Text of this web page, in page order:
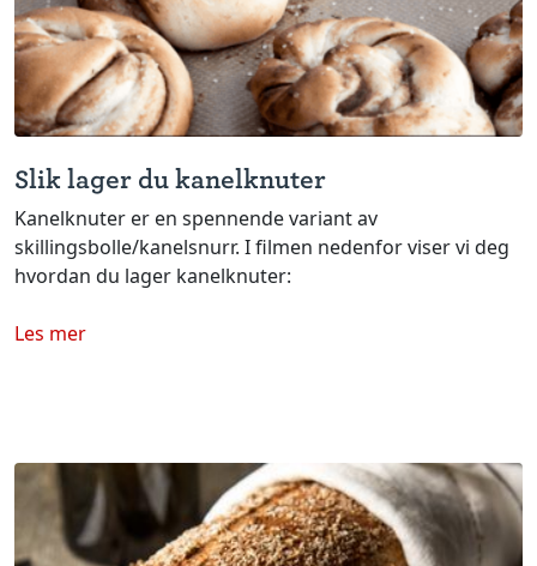
Slik lager du kanelknuter
Kanelknuter er en spennende variant av
skillingsbolle/kanelsnurr. I filmen nedenfor viser vi deg
hvordan du lager kanelknuter:
Les mer